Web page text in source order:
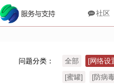
社区
问题分类： 全部 [网络设
[蜜罐]
[防病